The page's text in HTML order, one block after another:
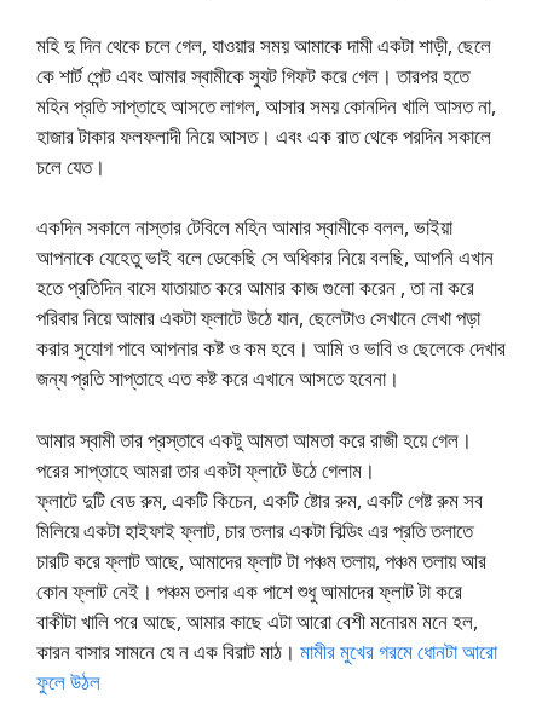
মহি দু দিন থেকে চলে গেল, যাওয়ার সময় আমাকে দামী একটা শাড়ী, ছেলে
কে শার্ট পেন্ট এবং আমার স্বামীকে স্যুট গিফট করে গেল। তারপর হতে
মহিন প্রতি সাপ্তাহে আসতে লাগল, আসার সময় কোনদিন খালি আসত না,
হাজার টাকার ফলফলাদী নিয়ে আসত। এবং এক রাত থেকে পরদিন সকালে
চলে যেত।
একদিন সকালে নাস্তার টেবিলে মহিন আমার স্বামীকে বলল, ভাইয়া
আপনাকে যেহেতু ভাই বলে ডেকেছি সে অধিকার নিয়ে বলছি, আপনি এখান
হতে প্রতিদিন বাসে যাতায়াত করে আমার কাজ গুলো করেন , তা না করে
পরিবার নিয়ে আমার একটা ফ্লাটে উঠে যান, ছেলেটাও সেখানে লেখা পড়া
করার সুযোগ পাবে আপনার কষ্ট ও কম হবে। আমি ও ভাবি ও ছেলেকে দেখার
জন্য প্রতি সাপ্তাহে এত কষ্ট করে এখানে আসতে হবেনা।
আমার স্বামী তার প্রস্তাবে একটু আমতা আমতা করে রাজী হয়ে গেল।
পরের সাপ্তাহে আমরা তার একটা ফ্লাটে উঠে গেলাম।
ফ্লাটে দুটি বেড রুম, একটি কিচেন, একটি ষ্টোর রুম, একটি গেষ্ট রুম সব
মিলিয়ে একটা হাইফাই ফ্লাট, চার তলার একটা বিল্ডিং এর প্রতি তলাতে
চারটি করে ফ্লাট আছে, আমাদের ফ্লাট টা পঞ্চম তলায়, পঞ্চম তলায় আর
কোন ফ্লাট নেই। পঞ্চম তলার এক পাশে শুধু আমাদের ফ্লাট টা করে
বাকীটা খালি পরে আছে, আমার কাছে এটা আরো বেশী মনোরম মনে হল,
কারন বাসার সামনে যে ন এক বিরাট মাঠ। মামীর মুখের গরমে ধোনটা আরো
ফুলে উঠল